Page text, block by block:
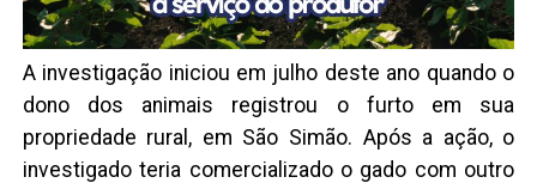
A investigação iniciou em julho deste ano quando o
dono dos animais registrou o furto em sua
propriedade rural, em São Simão. Após a ação, o
investigado teria comercializado o gado com outro